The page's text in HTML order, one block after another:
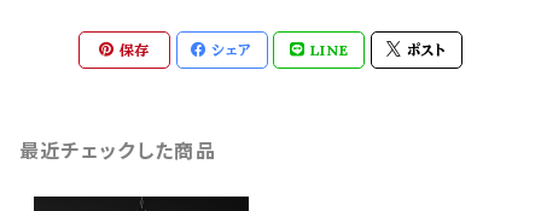
保存 シェア LINE ポスト
最近チェックした商品